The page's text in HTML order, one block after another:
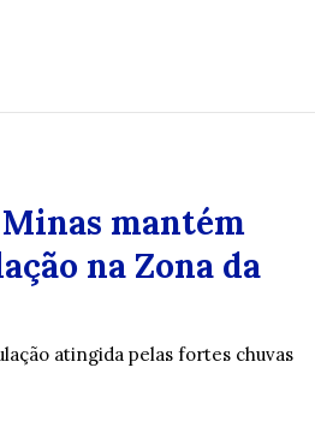
mantém
na Zona da
atingida pelas fortes chuvas